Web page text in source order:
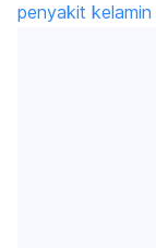
penyakit kelamin